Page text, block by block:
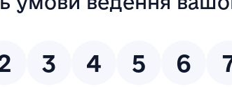
сплатити збитки.